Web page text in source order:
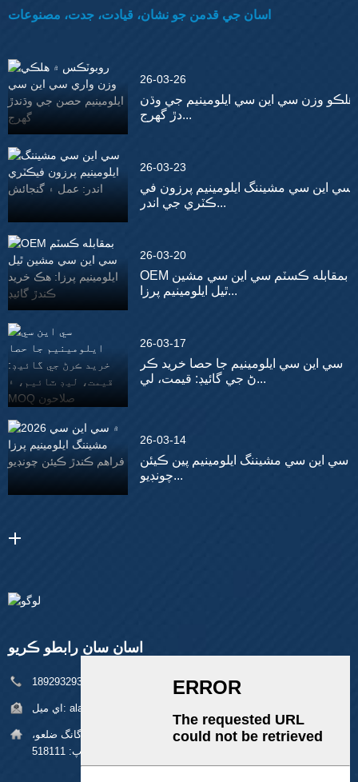
اسان جي قدمن جو نشان، قيادت، جدت، مصنوعات
26-03-26
هلڪو وزن سي اين سي ايلومينيم جي وڌن
دڙ گهرج...
26-03-23
سي اين سي مشيننگ ايلومينيم پرزون في
ڪٽري جي اندر...
26-03-20
OEM بمقابله ڪسٽم سي اين سي مشين
ٿيل ايلومينيم پرزا...
26-03-17
سي اين سي ايلومينيم جا حصا خريد ڪر
ڻ جي گائيڊ: قيمت، لي...
26-03-14
سي اين سي مشيننگ ايلومينيم پين ڪيئن
چونڊيو...
اسان سان رابطو ڪريو
اي ميل: alan@pftworld.com
پتي:
بلڊنگ 49، فومين انڊسٽريل پارڪ، پنگھو ڳوٺ، لانگ گانگ ضلعو،
شينزين زپ: 518111